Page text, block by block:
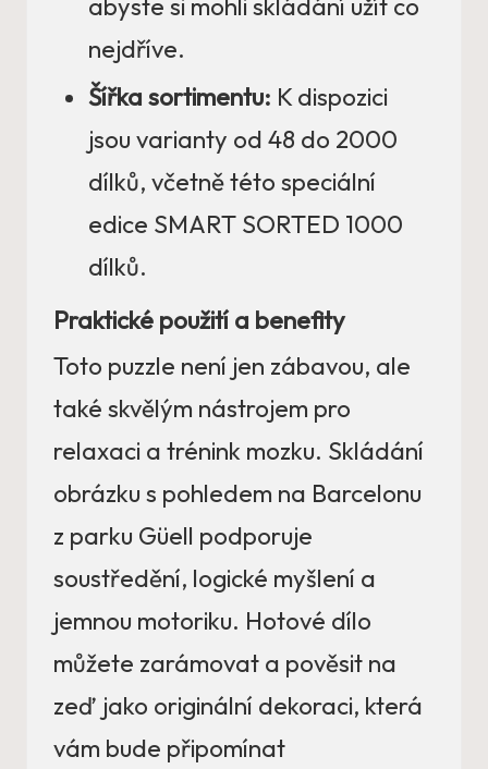
abyste si mohli skládání užít co
nejdříve.
Šířka sortimentu: K dispozici
jsou varianty od 48 do 2000
dílků, včetně této speciální
edice SMART SORTED 1000
dílků.
Praktické použití a benefity
Toto puzzle není jen zábavou, ale
také skvělým nástrojem pro
relaxaci a trénink mozku. Skládání
obrázku s pohledem na Barcelonu
z parku Güell podporuje
soustředění, logické myšlení a
jemnou motoriku. Hotové dílo
můžete zarámovat a pověsit na
zeď jako originální dekoraci, která
vám bude připomínat